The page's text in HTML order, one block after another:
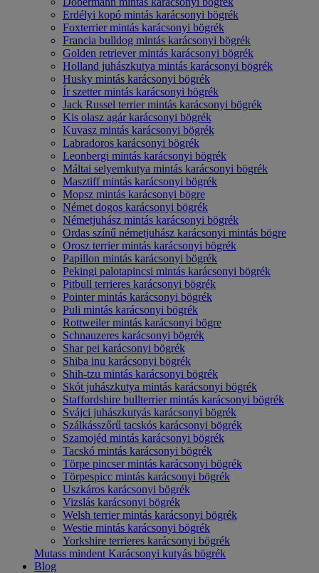
Erdélyi kopó mintás karácsonyi bögrék
Foxterrier mintás karácsonyi bögrék
Francia bulldog mintás karácsonyi bögrék
Golden retriever mintás karácsonyi bögrék
Holland juhászkutya mintás karácsonyi bögrék
Husky mintás karácsonyi bögrék
Ír szetter mintás karácsonyi bögrék
Jack Russel terrier mintás karácsonyi bögrék
Kis olasz agár karácsonyi bögrék
Kuvasz mintás karácsonyi bögrék
Labradoros karácsonyi bögrék
Leonbergi mintás karácsonyi bögrék
Máltai selyemkutya mintás karácsonyi bögrék
Masztiff mintás karácsonyi bögrék
Mopsz mintás karácsonyi bögre
Német dogos karácsonyi bögrék
Németjuhász mintás karácsonyi bögrék
Ordas színű németjuhász karácsonyi mintás bögre
Orosz terrier mintás karácsonyi bögrék
Papillon mintás karácsonyi bögrék
Pekingi palotapincsi mintás karácsonyi bögrék
Pitbull terrieres karácsonyi bögrék
Pointer mintás karácsonyi bögrék
Puli mintás karácsonyi bögrék
Rottweiler mintás karácsonyi bögre
Schnauzeres karácsonyi bögrék
Shar pei karácsonyi bögrék
Shiba inu karácsonyi bögrék
Shih-tzu mintás karácsonyi bögrék
Skót juhászkutya mintás karácsonyi bögrék
Staffordshire bullterrier mintás karácsonyi bögrék
Svájci juhászkutyás karácsonyi bögrék
Szálkásszőrű tacskós karácsonyi bögrék
Szamojéd mintás karácsonyi bögrék
Tacskó mintás karácsonyi bögrék
Törpe pincser mintás karácsonyi bögrék
Törpespicc mintás karácsonyi bögrék
Uszkáros karácsonyi bögrék
Vizslás karácsonyi bögrék
Welsh terrier mintás karácsonyi bögrék
Westie mintás karácsonyi bögrék
Yorkshire terrieres karácsonyi bögrék
Mutass mindent Karácsonyi kutyás bögrék
Blog